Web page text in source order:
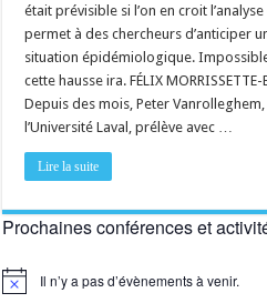
était prévisible si l’on en croit
permet à des chercheurs d’anticiper
situation épidémiologique.
cette hausse ira. FÉLIX
Depuis des mois, Peter
l’Université Laval, prélève avec …
Lire la suite
Prochaines conférences et
Notice Il n’y a pas d’évènements à venir.